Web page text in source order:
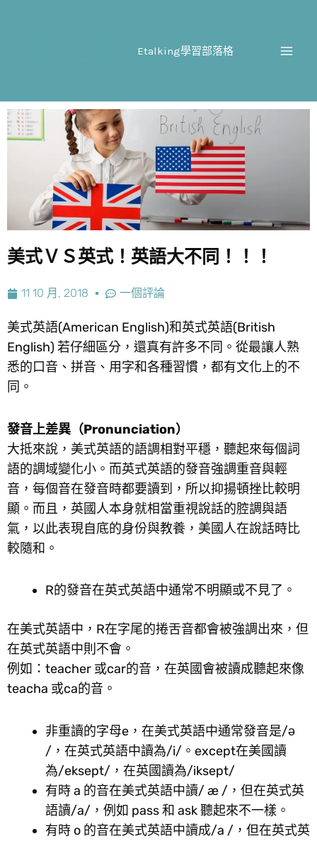
容
Etalking學習部落格
美式ＶＳ英式！英語大不同！！！
11 10 月, 2018 一個評論
美式英語(American English)和英式英語(British
English) 若仔細區分，還真有許多不同。從最讓人熟
悉的口音、拼音、用字和各種習慣，都有文化上的不
同。
發音上差異（Pronunciation）
大抵來說，美式英語的語調相對平穩，聽起來每個詞
語的調域變化小。而英式英語的發音強調重音與輕
音，每個音在發音時都要讀到，所以抑揚頓挫比較明
顯。而且，英國人本身就相當重視說話的腔調與語
氣，以此表現自底的身份與教養，美國人在說話時比
較隨和。
R的發音在英式英語中通常不明顯或不見了。
在美式英語中，R在字尾的捲舌音都會被強調出來，但
在英式英語中則不會。
例如：teacher 或car的音，在英國會被讀成聽起來像
teacha 或ca的音。
非重讀的字母e，在美式英語中通常發音是/ə
/，在英式英語中讀為/i/。except在美國讀
為/eksept/，在英國讀為/iksept/
有時 a 的音在美式英語中讀/ æ /，但在英式英
語讀/a/，例如 pass 和 ask 聽起來不一樣。
有時 o 的音在美式英語中讀成/a /，但在英式英